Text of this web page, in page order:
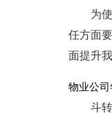
为
任方面
面提升
物业公
斗